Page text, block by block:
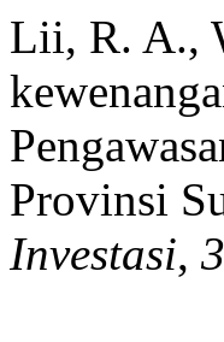
Lii, R. A.,
Provinsi
Investasi, 3